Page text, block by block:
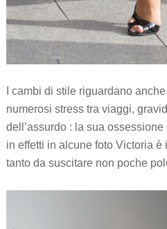
I cambi di stile riguardano
numerosi stress tra viaggi,
dell’assurdo : la sua
in effetti in alcune foto Victoria
tanto da suscitare non poche